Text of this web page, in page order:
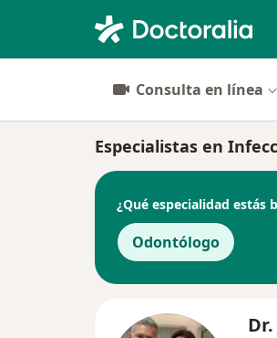
Consulta en línea
Especialistas en
¿Qué especialidad estás
Odontólogo